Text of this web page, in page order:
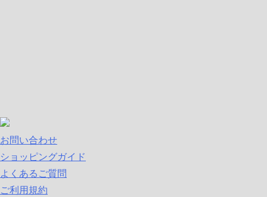
お問い合わせ
ショッピングガイド
よくあるご質問
ご利用規約